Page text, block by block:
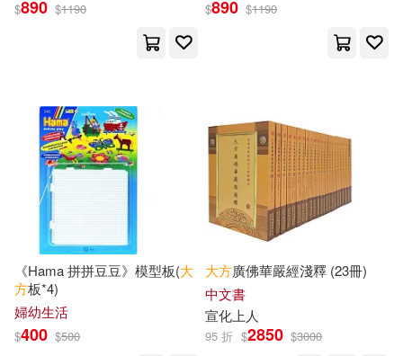
楊銘(3)
洪蘭(3)
王建國（主編）(3)
王惟恆，李艷（主編）(3)
王旭東(3) 王明哲(3)
華東師範大學出版社(9)
西安交通大學出版社(9)
親子天下(9)
陝西師範大學出版社(9)
飛燕文創事業有限公司(9)
附手握帶 黑色
$890 $1190
附手握帶 黑色
$890 $1190
《Hama 拼拼豆豆》模型板(大
方板*4)
婦幼生活
$400 $500
大方廣佛華嚴經淺釋 (23冊)
中文書
宣化上人
95 折 $2850 $3000